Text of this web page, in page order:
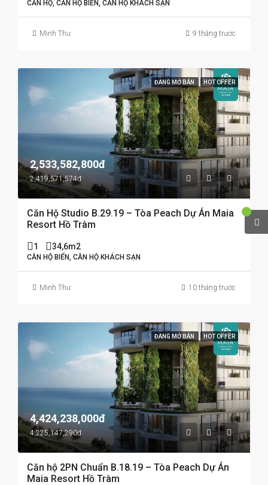
CĂN HỘ, CĂN HỘ BIỂN, CĂN HỘ KHÁCH SẠN
Minh Thư 9 tháng trước
ĐANG MỞ BÁN HOT OFFER
2,533,582,800đ
2,419,571,574đ
Căn Hộ Studio B.29.19 – Tòa Peach Dự Án Maia
Resort Hồ Tràm
1 34,6m2
CĂN HỘ BIỂN, CĂN HỘ KHÁCH SẠN
Minh Thư 10 tháng trước
ĐANG MỞ BÁN HOT OFFER
4,424,238,000đ
4,225,147,290đ
Căn hộ 2PN Chuẩn B.18.19 – Tòa Peach Dự Án
Maia Resort Hồ Tràm